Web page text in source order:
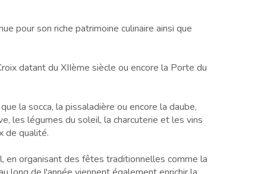
pour son riche patrimoine culinaire ainsi que
datant du XIIème siècle ou encore la Porte du
la socca, la pissaladière ou encore la daube,
les légumes du soleil, la charcuterie et les vins
de qualité.
en organisant des fêtes traditionnelles comme la